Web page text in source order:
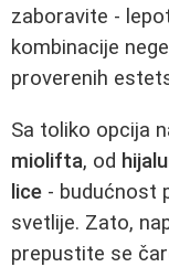
zaboravite -
kombinacije
proverenih
Sa toliko opcija
miolifta, od
lice - budućnost
svetlije. Zato,
prepustite se